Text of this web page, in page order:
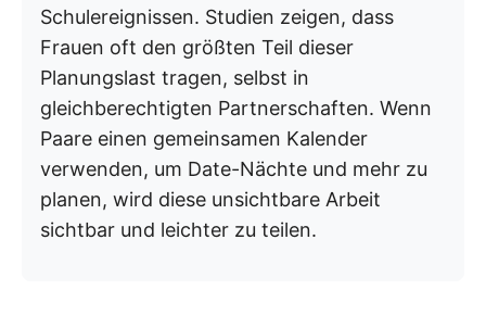
Schulereignissen. Studien zeigen, dass
Frauen oft den größten Teil dieser
Planungslast tragen, selbst in
gleichberechtigten Partnerschaften. Wenn
Paare einen gemeinsamen Kalender
verwenden, um Date-Nächte und mehr zu
planen, wird diese unsichtbare Arbeit
sichtbar und leichter zu teilen.